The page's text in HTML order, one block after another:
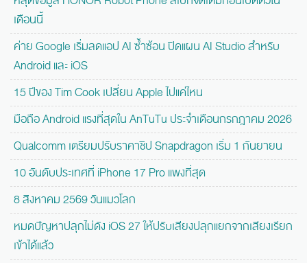
เดือนนี้
ค่าย Google เริ่มลดแอป AI ซ้ำซ้อน ปิดแผน AI Studio สำหรับ
Android และ iOS
15 ปีของ Tim Cook เปลี่ยน Apple ไปแค่ไหน
มือถือ Android แรงที่สุดใน AnTuTu ประจำเดือนกรกฎาคม 2026
Qualcomm เตรียมปรับราคาชิป Snapdragon เริ่ม 1 กันยายน
10 อันดับประเทศที่ iPhone 17 Pro แพงที่สุด
8 สิงหาคม 2569 วันแมวโลก
หมดปัญหาปลุกไม่ดัง iOS 27 ให้ปรับเสียงปลุกแยกจากเสียงเรียก
เข้าได้แล้ว